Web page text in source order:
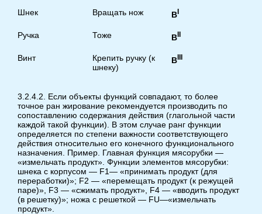
Шнек Вращать нож ВI
Ручка Тоже ВII
Винт
Крепить ручку (к
шнеку)
ВIII
3.2.4.2. Если объекты функций совпадают, то более
точное ран жирование рекомендуется производить по
сопоставлению содержания действия (глагольной части
каждой такой функции). В этом случае ранг функции
определяется по степени важности соответствующего
действия относительно его конечного функционального
назначения. Пример. Главная функция мясорубки —
«измельчать продукт». Функции элементов мясорубки:
шнека с корпусом — F1— «принимать продукт (для
переработки)»; F2 — «перемещать продукт (к режущей
паре)», F3 — «сжимать продукт», F4 — «вводить продукт
(в решетку)»; ножа с решеткой — FU—«измельчать
продукт».